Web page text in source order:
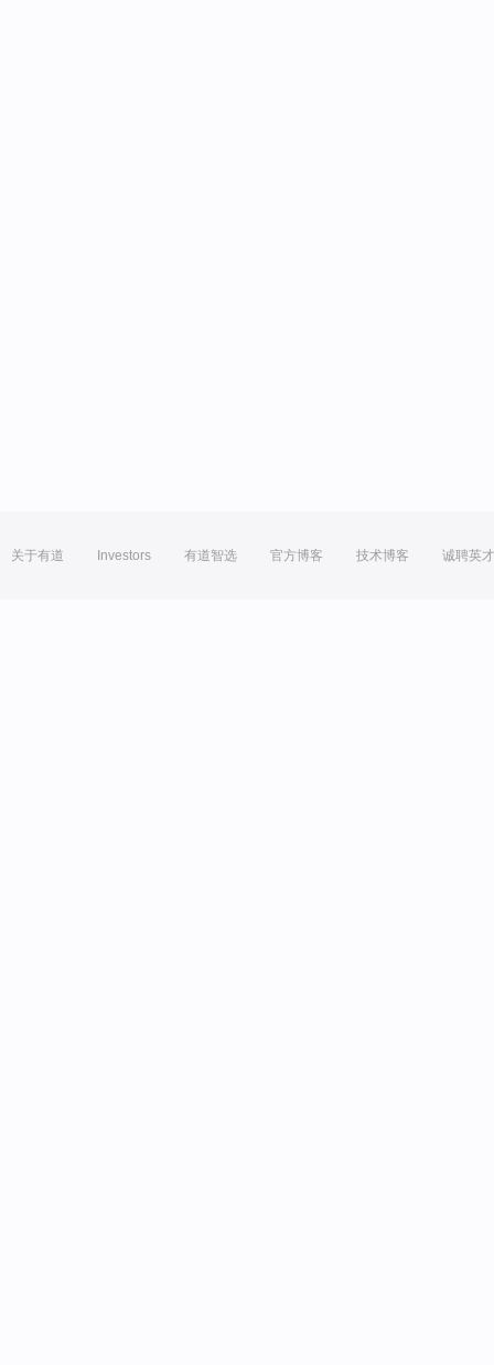
关于有道 Investors 有道智选 官方博客 技术博客 诚聘英才